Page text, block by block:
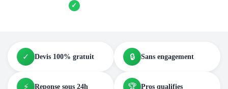
✓ Aides et primes incluses
✓ Devis 100% gratuit 🔒 Sans engagement
⚡ Reponse sous 24h 🏆 Pros qualifies